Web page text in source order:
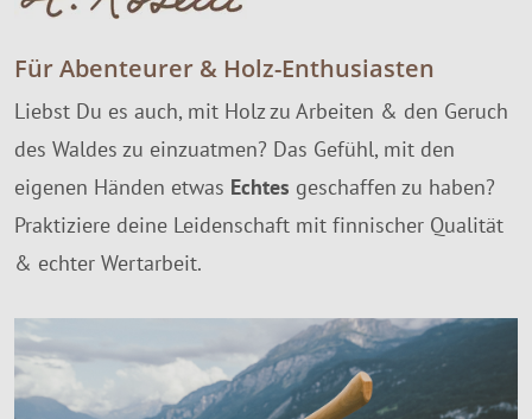
Für Abenteurer & Holz-Enthusiasten
Liebst Du es auch, mit Holz zu Arbeiten & den Geruch
des Waldes zu einzuatmen? Das Gefühl, mit den
eigenen Händen etwas Echtes geschaffen zu haben?
Praktiziere deine Leidenschaft mit finnischer Qualität
& echter Wertarbeit.